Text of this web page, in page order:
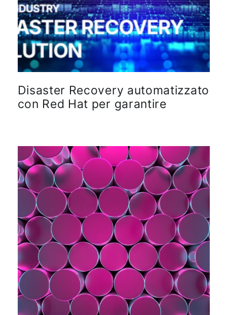
Disaster Recovery automatizzato
con Red Hat per garantire